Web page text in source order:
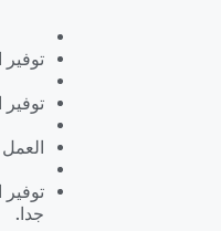
توفير
توفير
جدا.